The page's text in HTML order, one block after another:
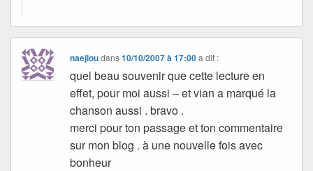
naejloudans10/10/2007 à 17:00 a dit :
quel beau souvenir que cette lecture en
effet, pour moi aussi – et vian a marqué la
chanson aussi . bravo .
merci pour ton passage et ton commentaire
sur mon blog . à une nouvelle fois avec
bonheur